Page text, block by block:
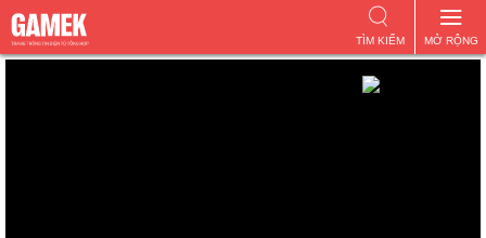
MỞ RỘNG
TÌM KIẾM